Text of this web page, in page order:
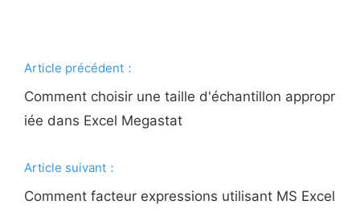
Article précédent：
Comment choisir une taille d'échantillon appropr
iée dans Excel Megastat
Article suivant：
Comment facteur expressions utilisant MS Excel